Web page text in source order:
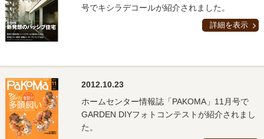
号でキシラデコールが紹介されました。
詳細を表示
2012.10.23
ホームセンター情報誌「PAKOMA」11月号で
GARDEN DIYフォトコンテストが紹介されまし
た。